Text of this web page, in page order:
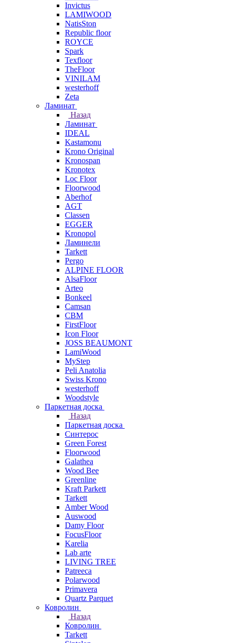
Invictus
LAMIWOOD
NatisSton
Republic floor
ROYCE
Spark
Texfloor
TheFloor
VINILAM
westerhoff
Zeta
Ламинат
Назад
Ламинат
IDEAL
Kastamonu
Krono Original
Kronospan
Kronotex
Loc Floor
Floorwood
Aberhof
AGT
Classen
EGGER
Kronopol
Ламинели
Tarkett
Pergo
ALPINE FLOOR
AlsaFloor
Arteo
Bonkeel
Camsan
CBM
FirstFloor
Icon Floor
JOSS BEAUMONT
LamiWood
MyStep
Peli Anatolia
Swiss Krono
westerhoff
Woodstyle
Паркетная доска
Назад
Паркетная доска
Синтерос
Green Forest
Floorwood
Galathea
Wood Bee
Greenline
Kraft Parkett
Tarkett
Amber Wood
Auswood
Damy Floor
FocusFloor
Karelia
Lab arte
LIVING TREE
Patreeca
Polarwood
Primavera
Quartz Parquet
Ковролин
Назад
Ковролин
Tarkett